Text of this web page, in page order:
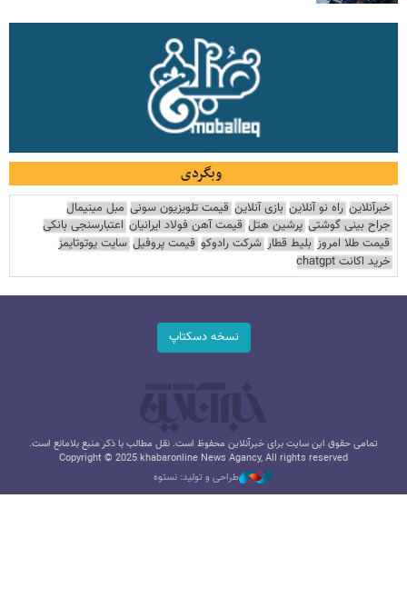
وبگردی
خبرآنلاین راه نو آنلاین بازی آنلاین قیمت تلویزیون سونی مبل مینیمال
جراح بینی گوشتی پرشین هتل قیمت آهن فولاد ایرانیان اعتبارسنجی بانکی
قیمت طلا امروز بلیط قطار شرکت رادوکو قیمت پروفیل سایت یوتوتایمز
خرید اکانت chatgpt
نسخه دسکتاپ
تمامی حقوق این سایت برای خبرآنلاین محفوظ است. نقل مطالب با ذکر منبع بلامانع است.
Copyright © 2025 khabaronline News Agancy, All rights reserved
طراحی و تولید: نستوه